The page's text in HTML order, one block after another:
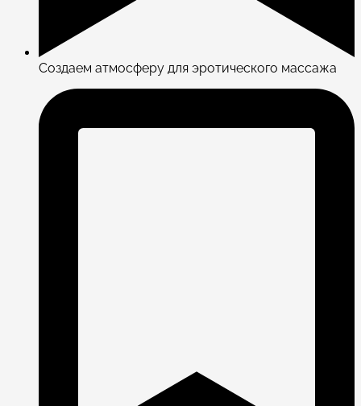
Создаем атмосферу для эротического массажа